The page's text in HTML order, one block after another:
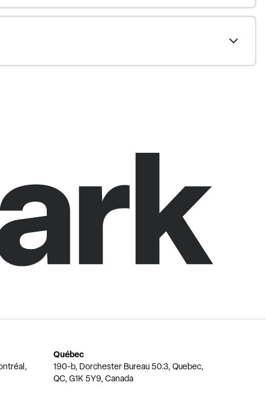
Québec
190-b, Dorchester Bureau 50.3, Quebec,
QC, G1K 5Y9, Canada